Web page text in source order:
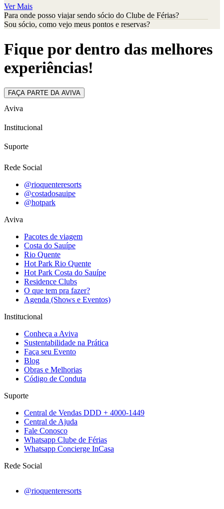
Ver Mais
Para onde posso viajar sendo sócio do Clube de Férias?
Sou sócio, como vejo meus pontos e reservas?
Fique por dentro das melhores
experiências!
FAÇA PARTE DA AVIVA
Aviva
Institucional
Suporte
Rede Social
@rioquenteresorts
@costadosauipe
@hotpark
Aviva
Pacotes de viagem
Costa do Sauípe
Rio Quente
Hot Park Rio Quente
Hot Park Costa do Sauípe
Residence Clubs
O que tem pra fazer?
Agenda (Shows e Eventos)
Institucional
Conheça a Aviva
Sustentabilidade na Prática
Faça seu Evento
Blog
Obras e Melhorias
Código de Conduta
Suporte
Central de Vendas DDD + 4000-1449
Central de Ajuda
Fale Conosco
Whatsapp Clube de Férias
Whatsapp Concierge InCasa
Rede Social
@rioquenteresorts